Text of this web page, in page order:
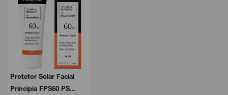
Protetor Solar Facial
Principia FPS60 PS...